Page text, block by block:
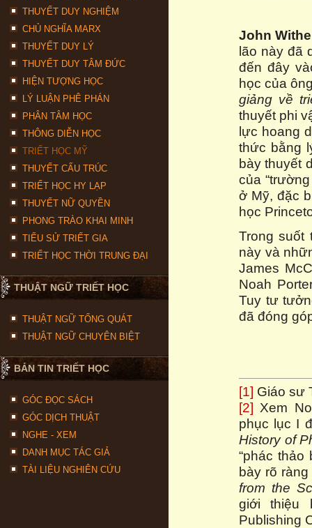
THUYẾT DUY NGHIỆM
CHỦ NGHĨA MARX
THUYẾT DUY LÝ
THUYẾT DUY TÂM ĐỨC
HIỆN TƯỢNG HỌC
LÝ LUẬN PHÊ PHÁN
PHÂN TÂM HỌC
THÔNG DIỄN HỌC
TRIẾT HỌC MỸ
THUYẾT CẤU TRÚC
TRIẾT HỌC HY LẠP
THUYẾT NỮ QUYỀN
PHONG TRÀO KHAI MINH
TIỂU SỬ TRIẾT GIA
TRIẾT HỌC THỜI TRUNG ĐẠI
THUẬT NGỮ TRIẾT HỌC
THUẬT NGỮ TỔNG QUÁT
THUẬT NGỮ CHUYÊN BIỆT
BẢN TIN TRIẾT HỌC
GÓC ĐỌC SÁCH
GÓC DỊCH THUẬT
NGHE - XEM
DANH MỤC TÁC GIẢ
TÀI LIỆU NGHIÊN CỨU
John
lão này đã
đến đây
học của
giảng về
thuyết phi
lực hoang
thức bằng
bày thuyết
của
ở Mỹ, đặc
học
Trong suốt
này và
James
Noah
Tuy tư
đã đóng
[1] Giáo sư
[2] Xem
phục lục I
History of
“phác thảo
bày rõ
from the
giới thiệu
Publishing